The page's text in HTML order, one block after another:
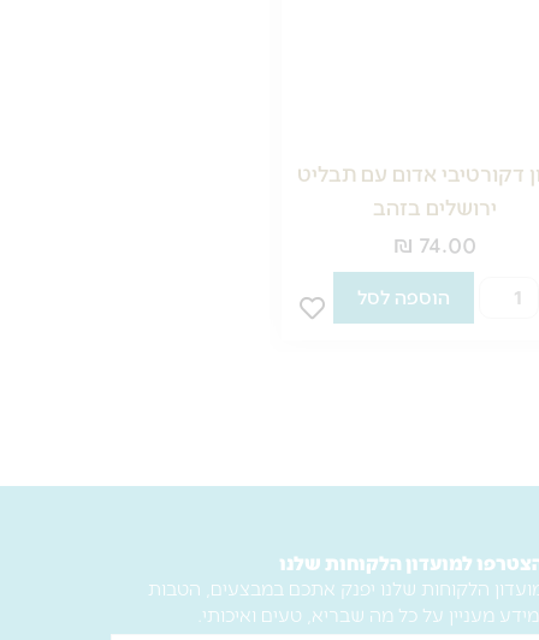
דקורטיבי אדום עם תבליט
ירושלים בזהב
₪ 74.00
כמות
תבליט
בזהב
הוספה לסל
תבליט
למועדון הלקוחות שלנו
הלקוחות שלנו יפנק אתכם במבצעים, הטבות
מעניין על כל מה שבריא, טעים ואיכותי.